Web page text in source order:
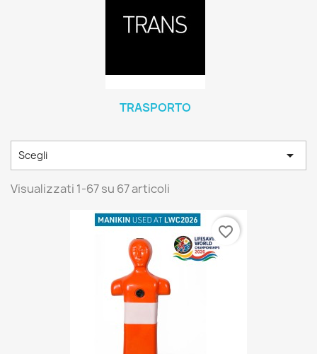
TRASPORTO
Scegli 
Visualizzati 1-67 su 67 articoli
favorite_border